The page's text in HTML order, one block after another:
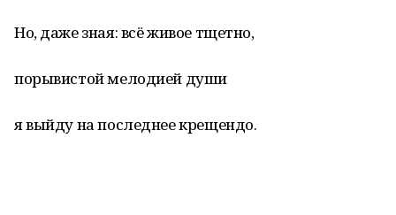
Но, даже зная: всё живое тщетно,
порывистой мелодией души
я выйду на последнее крещендо.